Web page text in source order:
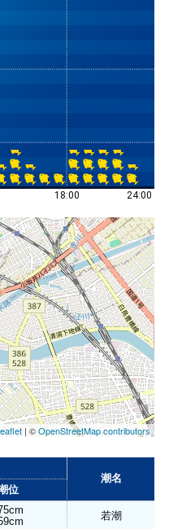
18:00 24:00
| ©OpenStreetMap contributors
潮名
位
若潮